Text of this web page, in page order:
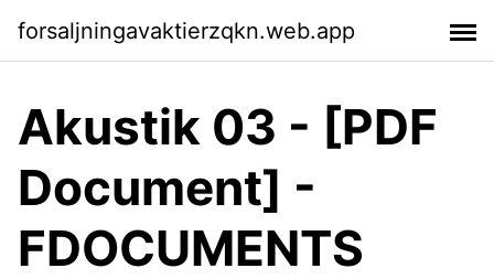
forsaljningavaktierzqkn.web.app
Akustik 03 - [PDF
Document] -
FDOCUMENTS